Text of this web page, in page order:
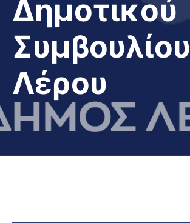
Δημοτικού
Συμβουλίου
Λέρου